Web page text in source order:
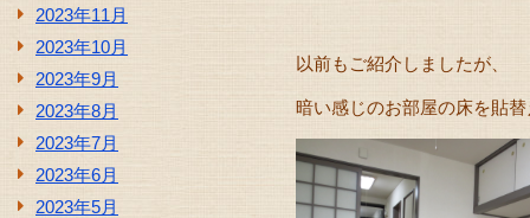
2023年11月
2023年10月
2023年9月
2023年8月
2023年7月
2023年6月
2023年5月
以前もご紹介しましたが、
暗い感じのお部屋の床を貼